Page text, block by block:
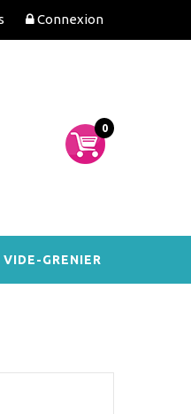
Connexion
0
GRENIER